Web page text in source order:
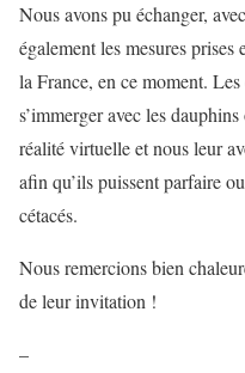
Nous avons pu échanger,
également les mesures
la France, en ce moment.
s’immerger avec les
réalité virtuelle et nous leur
afin qu’ils puissent parfaire
cétacés.
Nous remercions bien
de leur invitation !
–